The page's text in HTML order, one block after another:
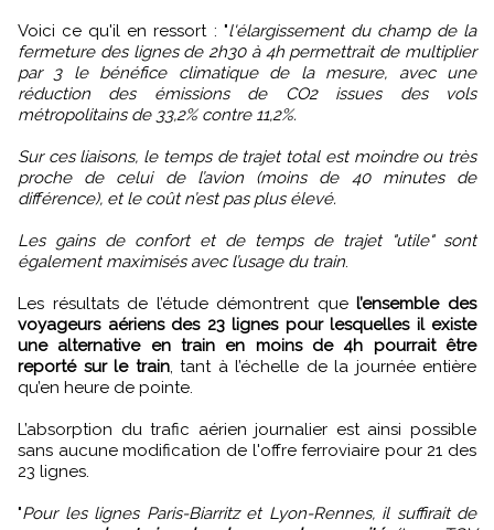
Voici ce qu'il en ressort : "l'élargissement du champ de la
fermeture des lignes de 2h30 à 4h permettrait de multiplier
par 3 le bénéfice climatique de la mesure, avec une
réduction des émissions de CO2 issues des vols
métropolitains de 33,2% contre 11,2%.
Sur ces liaisons, le temps de trajet total est moindre ou très
proche de celui de l’avion (moins de 40 minutes de
différence), et le coût n’est pas plus élevé.
Les gains de confort et de temps de trajet "utile" sont
également maximisés avec l’usage du train.
Les résultats de l’étude démontrent quel’ensemble des
voyageurs aériens des 23 lignes pour lesquelles il existe
une alternative en train en moins de 4h pourrait être
reporté sur le train, tant à l’échelle de la journée entière
qu’en heure de pointe.
L’absorption du trafic aérien journalier est ainsi possible
sans aucune modification de l'offre ferroviaire pour 21 des
23 lignes.
"Pour les lignes Paris-Biarritz et Lyon-Rennes, il suffirait de